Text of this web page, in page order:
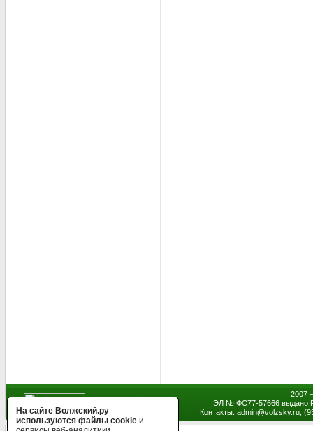
2007
ЭЛ № ФС77-57666 выдано
Контакты: admin@volzsky.ru,
На сайте Волжский.ру
используются файлы cookie и